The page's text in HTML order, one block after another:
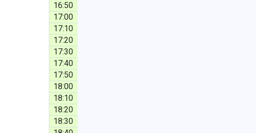
16:50
17:00
17:10
17:20
17:30
17:40
17:50
18:00
18:10
18:20
18:30